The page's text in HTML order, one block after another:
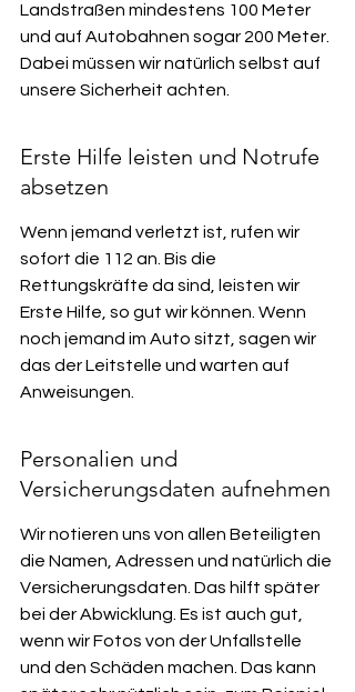
Landstraßen mindestens 100 Meter
und auf Autobahnen sogar 200 Meter.
Dabei müssen wir natürlich selbst auf
unsere Sicherheit achten.
Erste Hilfe leisten und Notrufe
absetzen
Wenn jemand verletzt ist, rufen wir
sofort die 112 an. Bis die
Rettungskräfte da sind, leisten wir
Erste Hilfe, so gut wir können. Wenn
noch jemand im Auto sitzt, sagen wir
das der Leitstelle und warten auf
Anweisungen.
Personalien und
Versicherungsdaten aufnehmen
Wir notieren uns von allen Beteiligten
die Namen, Adressen und natürlich die
Versicherungsdaten. Das hilft später
bei der Abwicklung. Es ist auch gut,
wenn wir Fotos von der Unfallstelle
und den Schäden machen. Das kann